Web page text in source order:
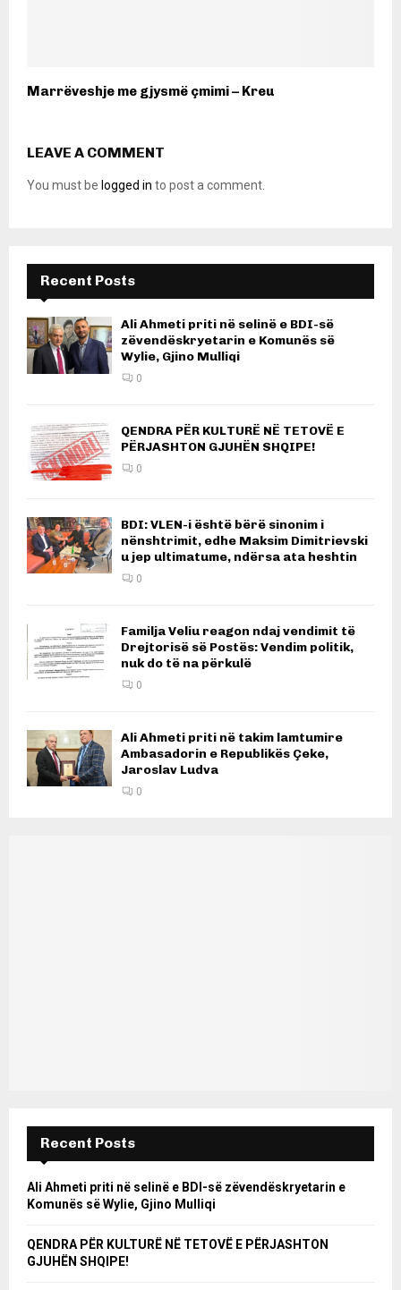
Marrëveshje me gjysmë çmimi – Kreu
LEAVE A COMMENT
You must be logged in to post a comment.
Recent Posts
Ali Ahmeti priti në selinë e BDI-së
zëvendëskryetarin e Komunës së
Wylie, Gjino Mulliqi
0
QENDRA PËR KULTURË NË TETOVË E
PËRJASHTON GJUHËN SHQIPE!
0
BDI: VLEN-i është bërë sinonim i
nënshtrimit, edhe Maksim Dimitrievski
u jep ultimatume, ndërsa ata heshtin
0
Familja Veliu reagon ndaj vendimit të
Drejtorisë së Postës: Vendim politik,
nuk do të na përkulë
0
Ali Ahmeti priti në takim lamtumire
Ambasadorin e Republikës Çeke,
Jaroslav Ludva
0
Recent Posts
Ali Ahmeti priti në selinë e BDI-së zëvendëskryetarin e
Komunës së Wylie, Gjino Mulliqi
QENDRA PËR KULTURË NË TETOVË E PËRJASHTON
GJUHËN SHQIPE!